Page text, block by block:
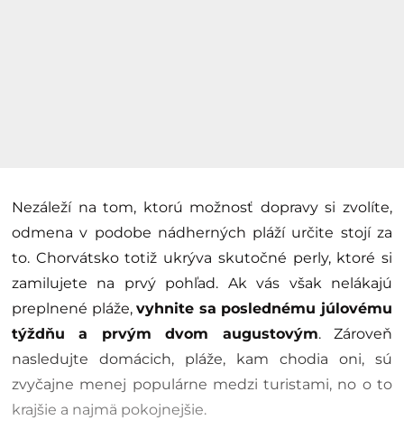
Nezáleží na tom, ktorú možnosť dopravy si zvolíte,
odmena v podobe nádherných pláží určite stojí za
to. Chorvátsko totiž ukrýva skutočné perly, ktoré si
zamilujete na prvý pohľad. Ak vás však nelákajú
preplnené pláže,vyhnite sa poslednému júlovému
týždňu a prvým dvom augustovým. Zároveň
nasledujte domácich, pláže, kam chodia oni, sú
zvyčajne menej populárne medzi turistami, no o to
krajšie a najmä pokojnejšie.